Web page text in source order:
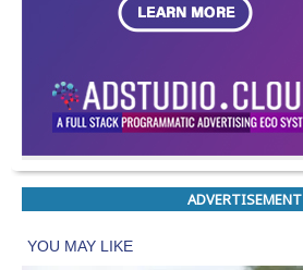
ADVERTISEMENT